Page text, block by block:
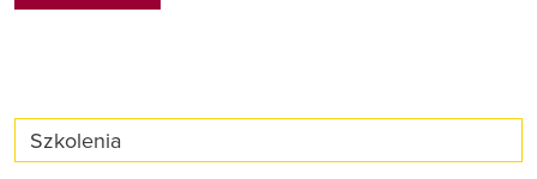
Szkolenia